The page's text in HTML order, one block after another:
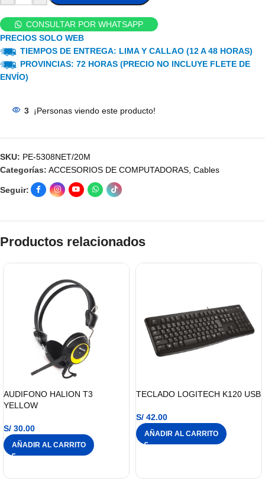
CONSULTAR POR WHATSAPP
PRECIOS SOLO WEB
TIEMPOS DE ENTREGA: LIMA Y CALLAO (12 A 48 HORAS)
PROVINCIAS: 72 HORAS (PRECIO NO INCLUYE FLETE DE
ENVÍO)
3 ¡Personas viendo este producto!
SKU: PE-5308NET/20M
Categorías: ACCESORIOS DE COMPUTADORAS, Cables
Seguir:
Productos relacionados
AUDIFONO HALION T3
YELLOW
S/ 30.00
AÑADIR AL CARRITO
TECLADO LOGITECH K120 USB
S/ 42.00
AÑADIR AL CARRITO